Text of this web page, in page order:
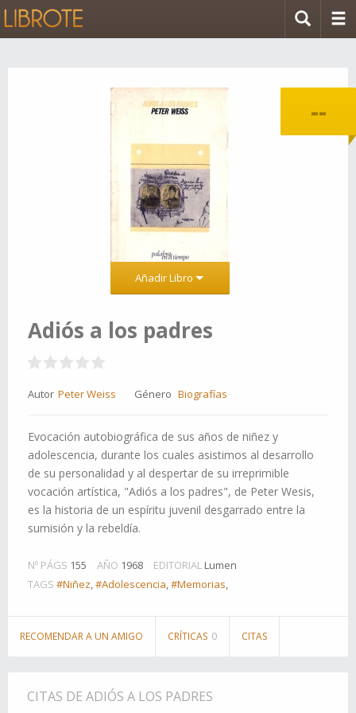
--
Añadir Libro
Adiós a los padres
Autor Peter Weiss Género Biografías
Evocación autobiográfica de sus años de niñez y
adolescencia, durante los cuales asistimos al desarrollo
de su personalidad y al despertar de su irreprimible
vocación artística, "Adiós a los padres", de Peter Wesis,
es la historia de un espíritu juvenil desgarrado entre la
sumisión y la rebeldía.
Nº PÁGS 155 AÑO 1968 EDITORIAL Lumen
TAGS #Niñez,#Adolescencia,#Memorias,
RECOMENDAR A UN AMIGO CRÍTICAS 0 CITAS
CITAS DE ADIÓS A LOS PADRES